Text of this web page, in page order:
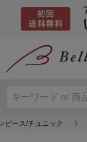
ピース/チュニック